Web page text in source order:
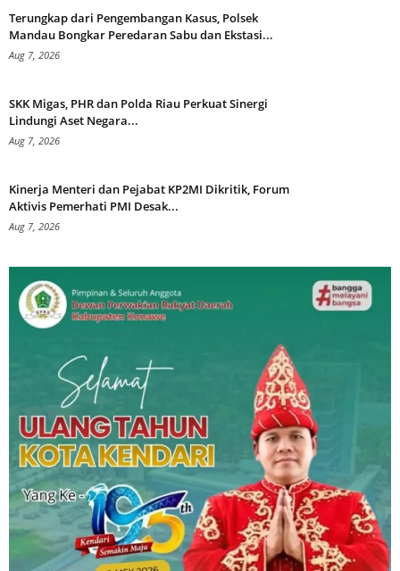
Terungkap dari Pengembangan Kasus, Polsek
Mandau Bongkar Peredaran Sabu dan Ekstasi...
Aug 7, 2026
SKK Migas, PHR dan Polda Riau Perkuat Sinergi
Lindungi Aset Negara...
Aug 7, 2026
Kinerja Menteri dan Pejabat KP2MI Dikritik, Forum
Aktivis Pemerhati PMI Desak...
Aug 7, 2026